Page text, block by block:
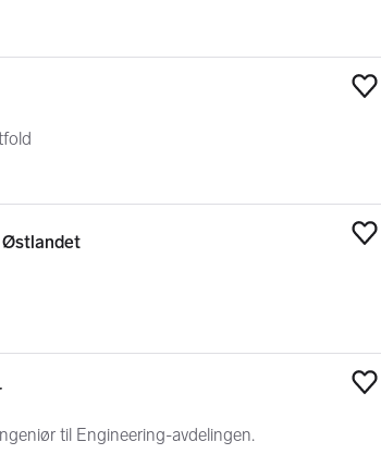
Østlandet
til Engineering-avdelingen.